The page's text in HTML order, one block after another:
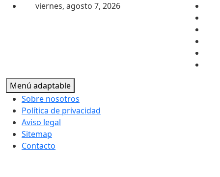
Saltar al contenidoviernes, agosto 7, 2026
Menú adaptable
Sobre nosotros
Política de privacidad
Aviso legal
Sitemap
Contacto